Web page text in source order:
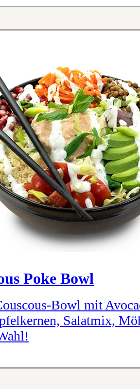
Poke Bowl
Bowl mit
Salatmix,